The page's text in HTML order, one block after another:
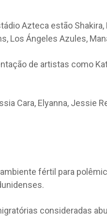
Azteca estão Shakira,
Los Ángeles Azules,
de artistas como
Cara, Elyanna, Jessie
fértil para
consideradas